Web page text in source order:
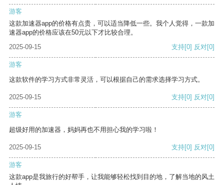
游客
这款加速器app的价格有点贵，可以适当降低一些。我个人觉得，一款加
速器app的价格应该在50元以下才比较合理。
2025-09-15
支持[0] 反对[0]
游客
这款软件的学习方式非常灵活，可以根据自己的需求选择学习方式。
2025-09-15 支持[0] 反对[0]
游客
超级好用的加速器，妈妈再也不用担心我的学习啦！
2025-09-15 支持[0] 反对[0]
游客
这款app是我旅行的好帮手，让我能够轻松找到目的地，了解当地的风土